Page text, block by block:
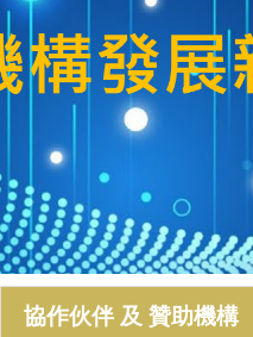
協作伙伴 及 贊助機構